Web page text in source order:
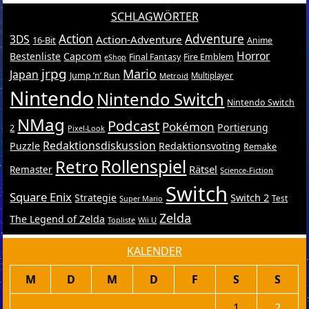
SCHLAGWÖRTER
3DS 16-Bit Action Action-Adventure Adventure Anime
Bestenliste Capcom eShop Final Fantasy Fire Emblem Horror
Japan jrpg Jump ’n’ Run Mario Metroid Multiplayer
Nintendo Nintendo Switch Nintendo Switch
2 NMag Pixel-Look Podcast Pokémon Portierung
Puzzle Redaktionsdiskussion Redaktionsvoting Remake
Remaster RetroRollenspiel Rätsel Science-Fiction
Square Enix Strategie Super Mario Switch Switch 2 Test
The Legend of Zelda Topliste Wii U Zelda
KALENDER
M
D M D F S
S